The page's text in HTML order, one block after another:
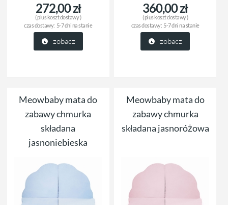
272,00 zł
( plus koszt dostawy)
czas dostawy: 5-7 dni na stanie
zobacz
360,00 zł
( plus koszt dostawy)
czas dostawy: 5-7 dni na stanie
zobacz
Meowbaby mata do
zabawy chmurka
składana
jasnoniebieska
Meowbaby mata do
zabawy chmurka
składana jasnoróżowa